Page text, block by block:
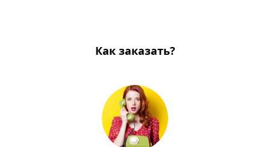
Как заказать?